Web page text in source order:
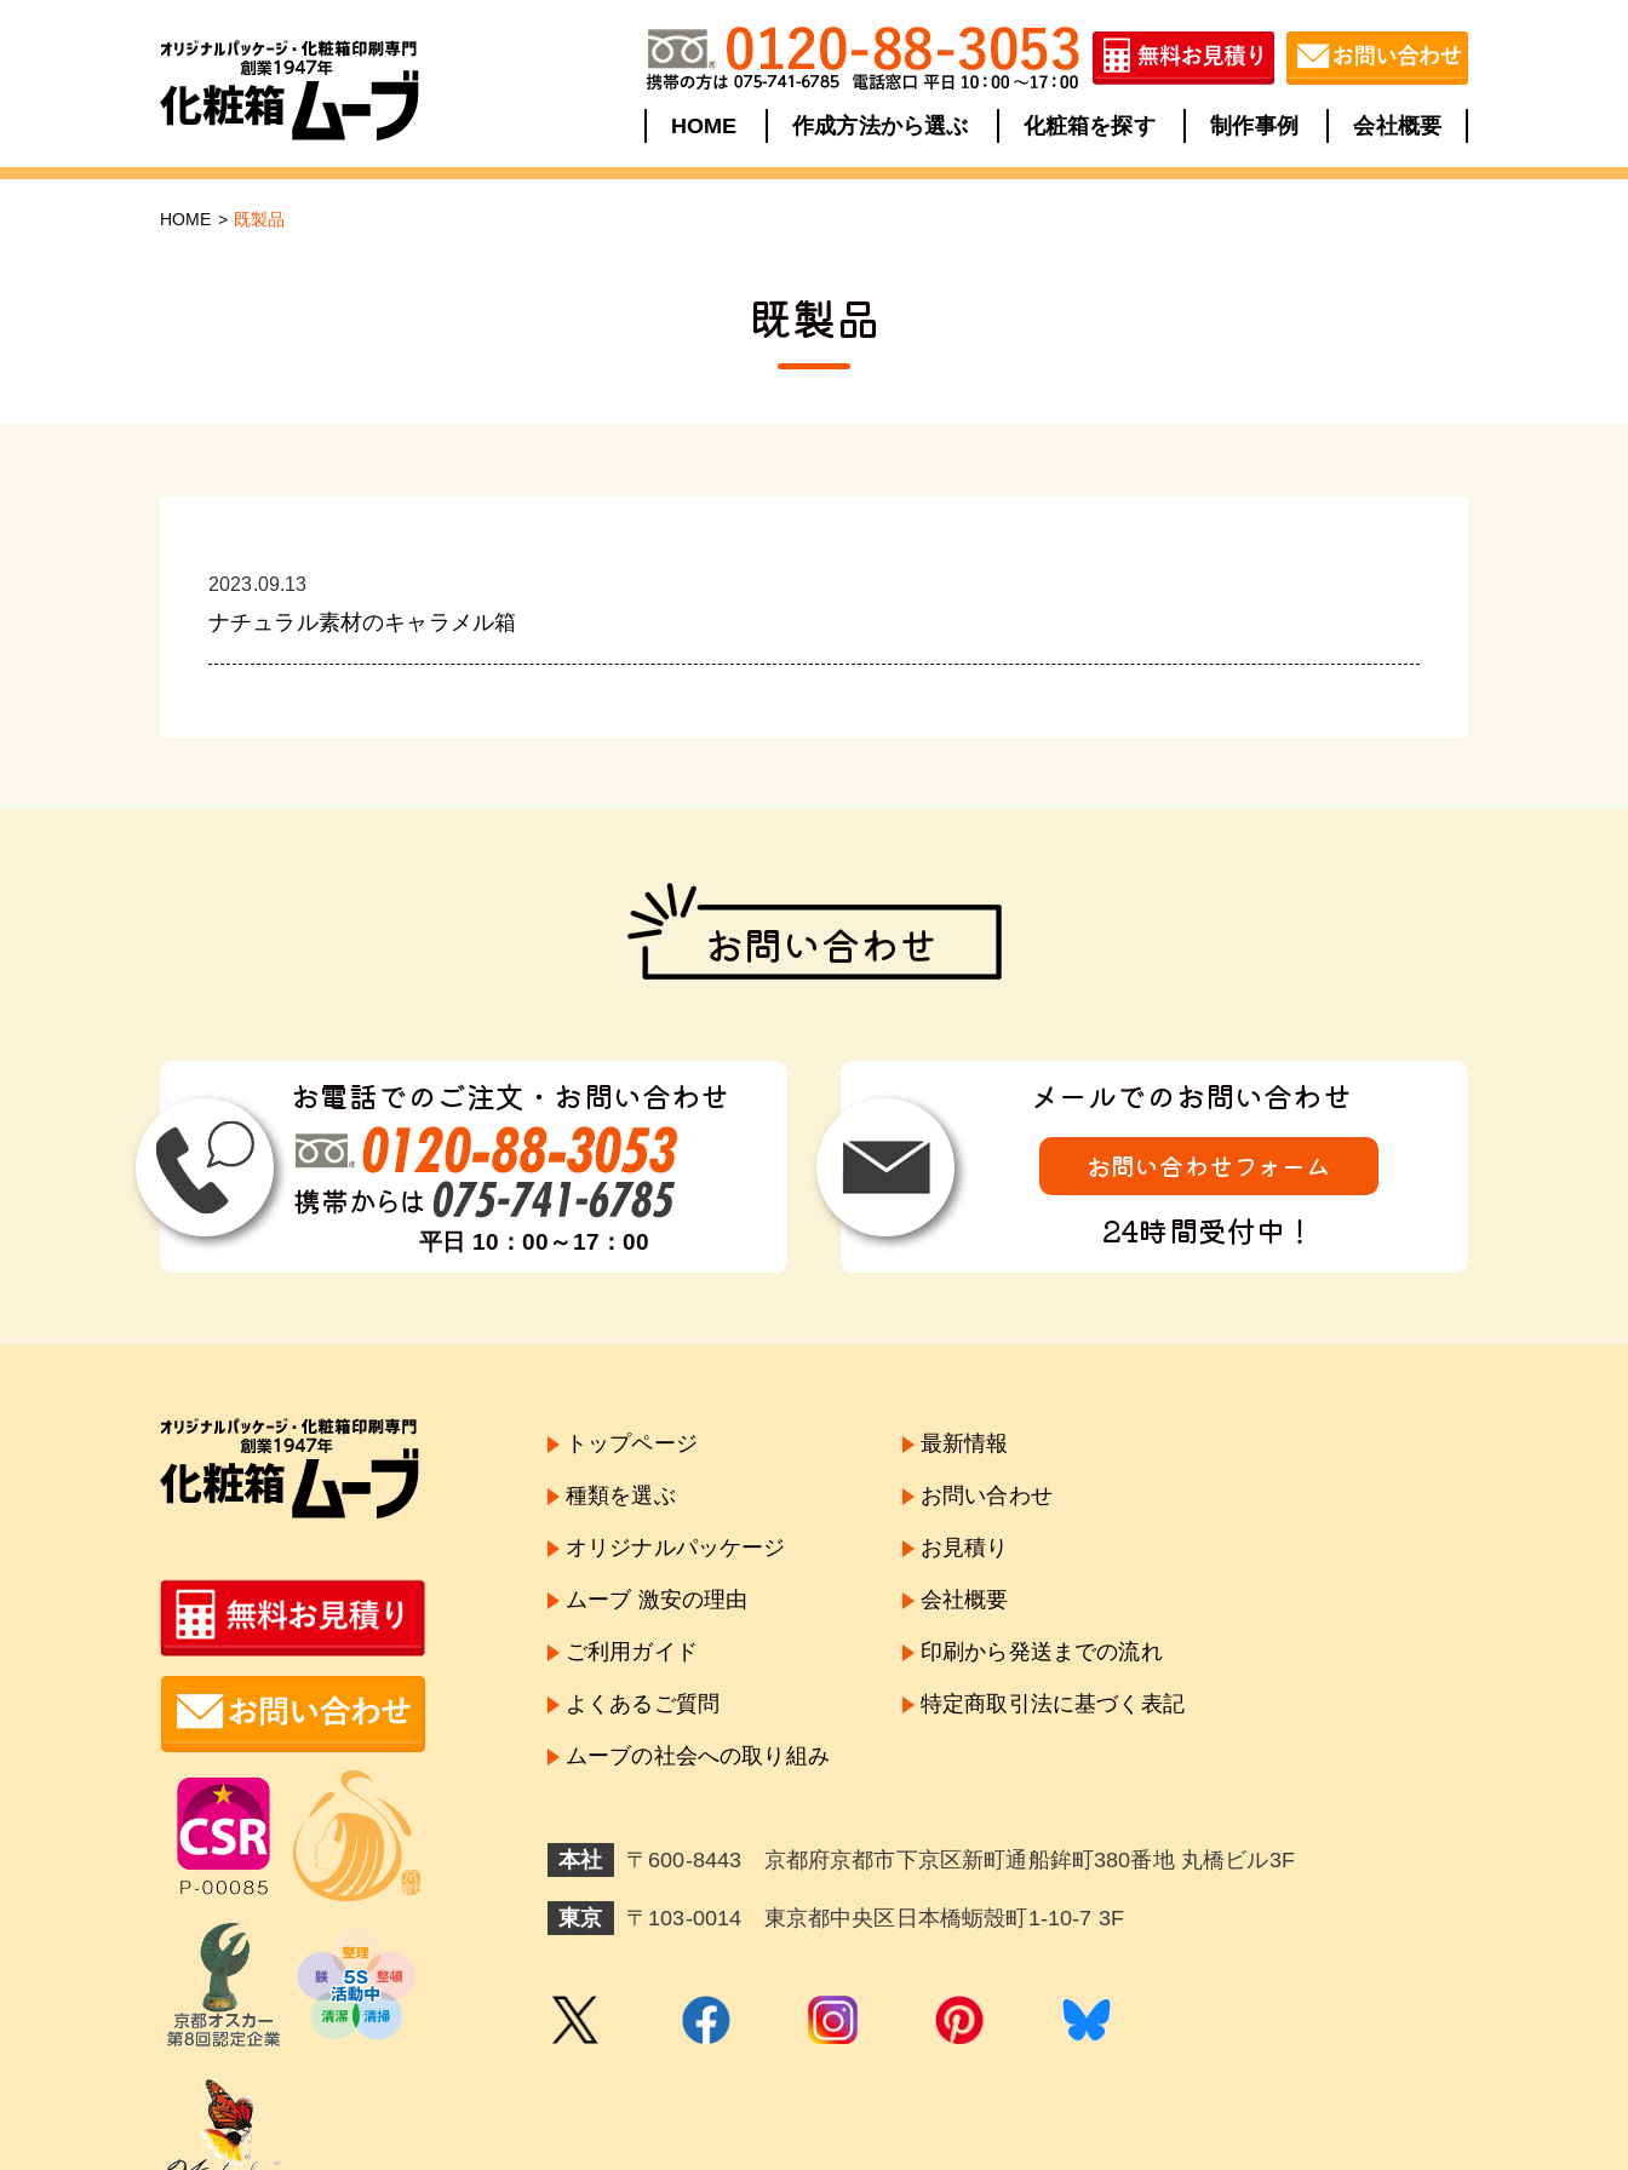
HOME 作成方法から選ぶ 化粧箱を探す 制作事例 会社概要
HOME > 既製品
既製品
2023.09.13
ナチュラル素材のキャラメル箱
お問い合わせ
お電話でのご注文・お問い合わせ
平日 10：00～17：00
メールでのお問い合わせ
お問い合わせフォーム
24時間受付中！
トップページ
種類を選ぶ
オリジナルパッケージ
ムーブ 激安の理由
ご利用ガイド
よくあるご質問
ムーブの社会への取り組み
最新情報
お問い合わせ
お見積り
会社概要
印刷から発送までの流れ
特定商取引法に基づく表記
本社 〒600-8443 京都府京都市下京区新町通船鉾町380番地 丸橋ビル3F
東京 〒103-0014 東京都中央区日本橋蛎殼町1-10-7 3F